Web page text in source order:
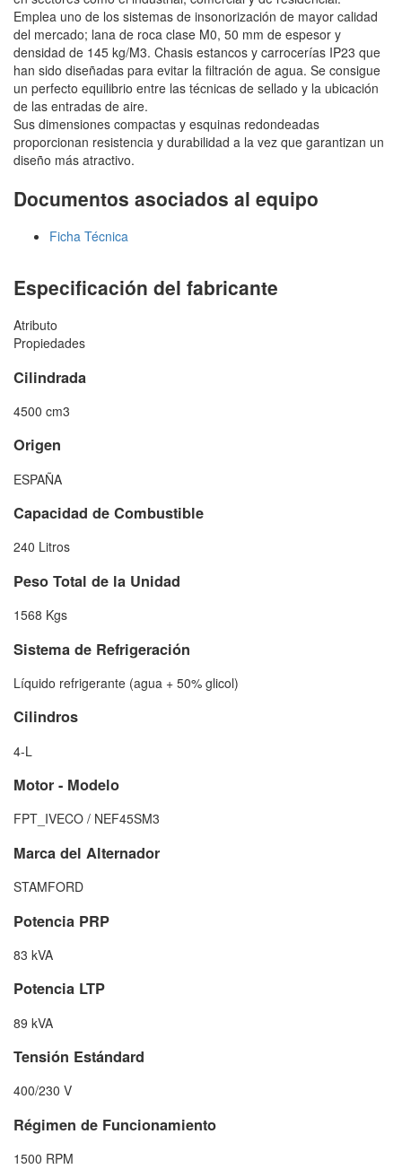
Emplea uno de los sistemas de insonorización de mayor calidad
del mercado; lana de roca clase M0, 50 mm de espesor y
densidad de 145 kg/M3. Chasis estancos y carrocerías IP23 que
han sido diseñadas para evitar la filtración de agua. Se consigue
un perfecto equilibrio entre las técnicas de sellado y la ubicación
de las entradas de aire.
Sus dimensiones compactas y esquinas redondeadas
proporcionan resistencia y durabilidad a la vez que garantizan un
diseño más atractivo.
Documentos asociados al equipo
Ficha Técnica
Especificación del fabricante
Atributo
Propiedades
Cilindrada
4500 cm3
Origen
ESPAÑA
Capacidad de Combustible
240 Litros
Peso Total de la Unidad
1568 Kgs
Sistema de Refrigeración
Líquido refrigerante (agua + 50% glicol)
Cilindros
4-L
Motor - Modelo
FPT_IVECO / NEF45SM3
Marca del Alternador
STAMFORD
Potencia PRP
83 kVA
Potencia LTP
89 kVA
Tensión Estándard
400/230 V
Régimen de Funcionamiento
1500 RPM